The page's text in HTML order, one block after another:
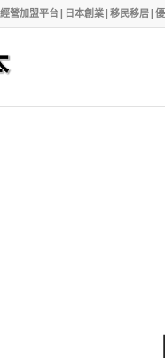
營加盟平台 | 日本創業 | 移民移居 |